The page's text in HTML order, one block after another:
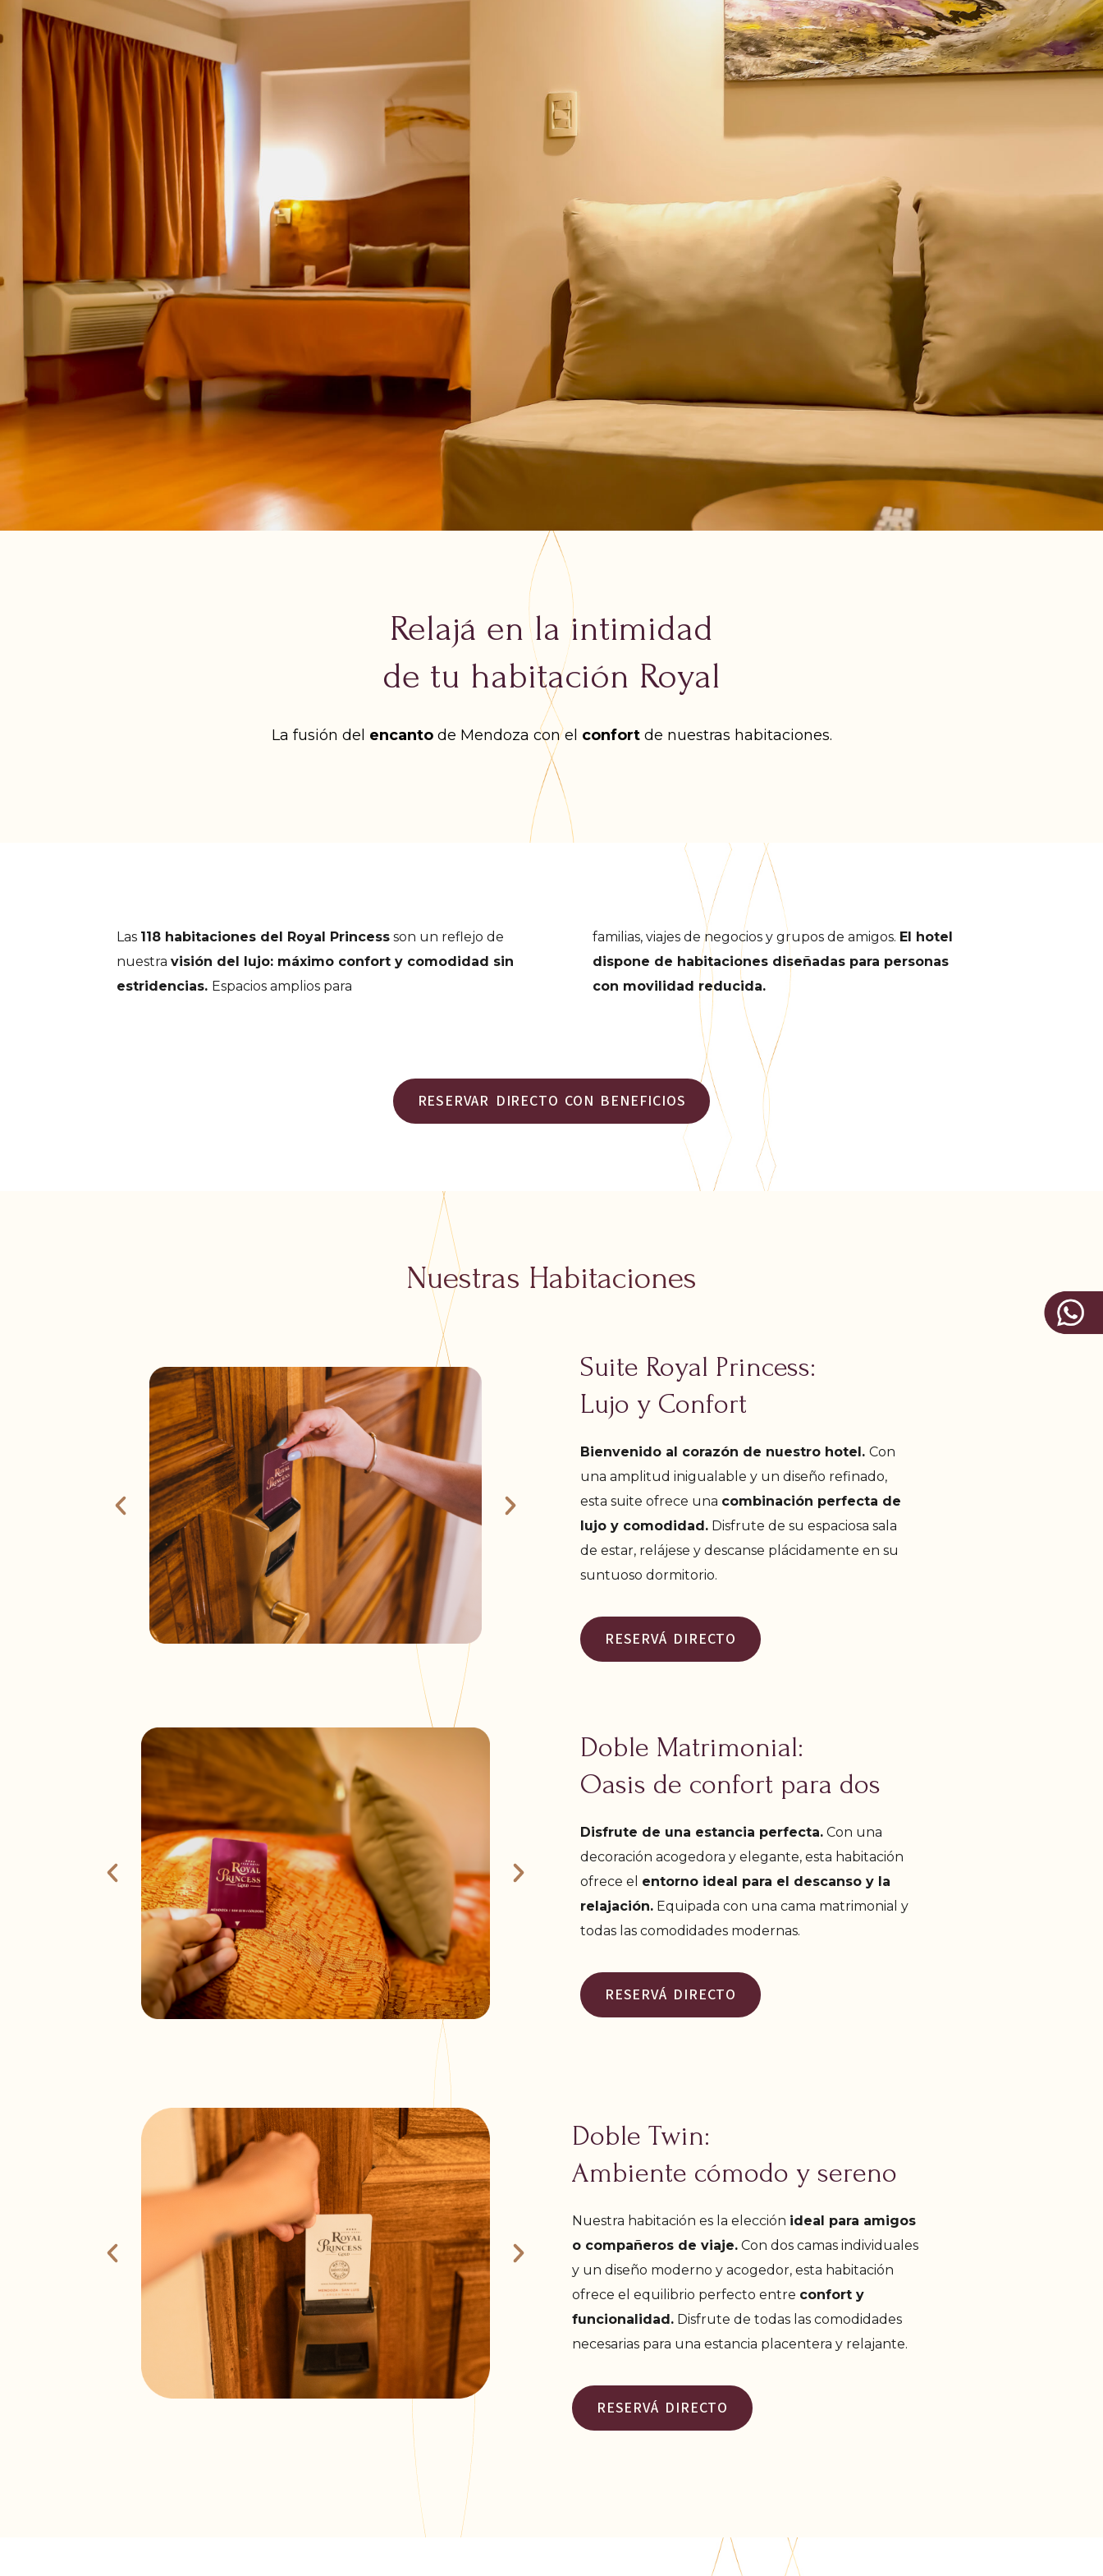
Relajá en la intimidad
de tu habitación Royal
La fusión del encantode Mendoza con el confortde nuestras habitaciones.
Las 118 habitaciones del Royal Princess son un reflejo de
nuestra visión del lujo: máximo confort y comodidad sin
estridencias. Espacios amplios para
familias, viajes de negocios y grupos de amigos. El hotel
dispone de habitaciones diseñadas para personas
con movilidad reducida.
RESERVAR DIRECTO CON BENEFICIOS
Nuestras Habitaciones
Suite Royal Princess:
Lujo y Confort
Bienvenido al corazón de nuestro hotel. Con
una amplitud inigualable y un diseño refinado,
esta suite ofrece una combinación perfecta de
lujo y comodidad. Disfrute de su espaciosa sala
de estar, relájese y descanse plácidamente en su
suntuoso dormitorio.
RESERVÁ DIRECTO
Doble Matrimonial:
Oasis de confort para dos
Disfrute de una estancia perfecta. Con una
decoración acogedora y elegante, esta habitación
ofrece el entorno ideal para el descanso y la
relajación. Equipada con una cama matrimonial y
todas las comodidades modernas.
RESERVÁ DIRECTO
Doble Twin:
Ambiente cómodo y sereno
Nuestra habitación es la elección ideal para amigos
o compañeros de viaje. Con dos camas individuales
y un diseño moderno y acogedor, esta habitación
ofrece el equilibrio perfecto entre confort y
funcionalidad. Disfrute de todas las comodidades
necesarias para una estancia placentera y relajante.
RESERVÁ DIRECTO